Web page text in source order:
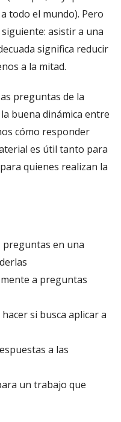
todo el mundo). Pero
asistir a una
significa reducir
a la mitad.
preguntas de la
buena dinámica entre
cómo responder
es útil tanto para
quienes realizan la
preguntas en una
a preguntas
si busca aplicar a
a las
un trabajo que